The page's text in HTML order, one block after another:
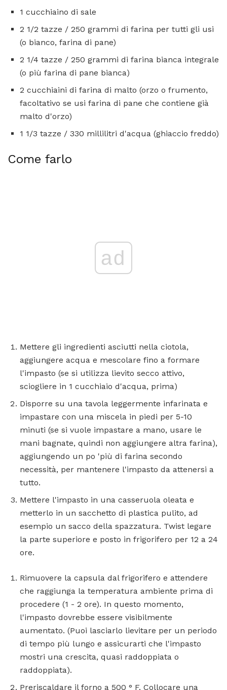
1 cucchiaino di sale
2 1/2 tazze / 250 grammi di farina per tutti gli usi
(o bianco, farina di pane)
2 1/4 tazze / 250 grammi di farina bianca integrale
(o più farina di pane bianca)
2 cucchiaini di farina di malto (orzo o frumento,
facoltativo se usi farina di pane che contiene già
malto d'orzo)
1 1/3 tazze / 330 millilitri d'acqua (ghiaccio freddo)
Come farlo
ad
Mettere gli ingredienti asciutti nella ciotola,
aggiungere acqua e mescolare fino a formare
l'impasto (se si utilizza lievito secco attivo,
sciogliere in 1 cucchiaio d'acqua, prima)
Disporre su una tavola leggermente infarinata e
impastare con una miscela in piedi per 5-10
minuti (se si vuole impastare a mano, usare le
mani bagnate, quindi non aggiungere altra farina),
aggiungendo un po 'più di farina secondo
necessità, per mantenere l'impasto da attenersi a
tutto.
Mettere l'impasto in una casseruola oleata e
metterlo in un sacchetto di plastica pulito, ad
esempio un sacco della spazzatura. Twist legare
la parte superiore e posto in frigorifero per 12 a 24
ore.
Rimuovere la capsula dal frigorifero e attendere
che raggiunga la temperatura ambiente prima di
procedere (1 - 2 ore). In questo momento,
l'impasto dovrebbe essere visibilmente
aumentato. (Puoi lasciarlo lievitare per un periodo
di tempo più lungo e assicurarti che l'impasto
mostri una crescita, quasi raddoppiata o
raddoppiata).
Preriscaldare il forno a 500 ° F. Collocare una